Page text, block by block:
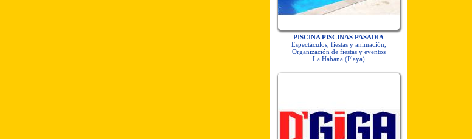
PISCINA PISCINAS PASADIA
Espectáculos, fiestas y animación,
Organización de fiestas y eventos
La Habana (Playa)